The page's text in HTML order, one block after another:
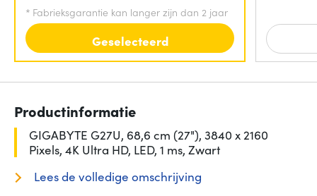
* Fabrieksgarantie kan langer zijn dan 2 jaar
Geselecteerd
Productinformatie
GIGABYTE G27U, 68,6 cm (27"), 3840 x 2160
Pixels, 4K Ultra HD, LED, 1 ms, Zwart
Lees de volledige omschrijving